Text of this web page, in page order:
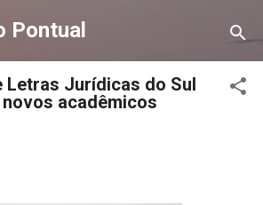
para o conteúdo principal
Pontual
Letras Jurídicas do Sul
acadêmicos